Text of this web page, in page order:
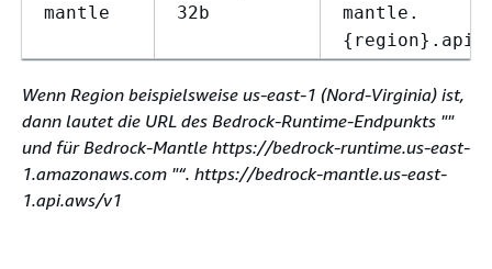
mantle
32b
mantle.
{
Wenn Region beispielsweise us-east-1 (Nord-Virginia) ist,
dann lautet die URL des Bedrock-Runtime-Endpunkts ""
und für Bedrock-Mantle https://bedrock-runtime.us-east-
1.amazonaws.com "“. https://bedrock-mantle.us-east-
1.api.aws/v1